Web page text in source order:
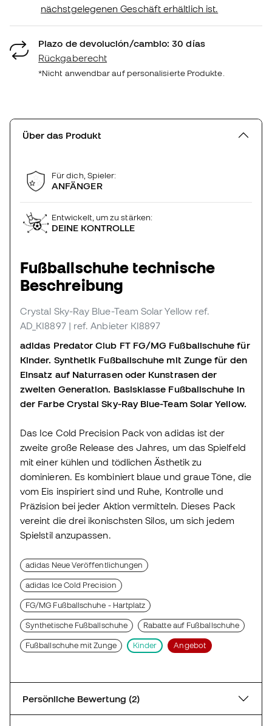
nächstgelegenen Geschäft erhältlich ist.
Plazo de devolución/cambio: 30 días
Rückgaberecht
*Nicht anwendbar auf personalisierte Produkte.
Über das Produkt
Für dich, Spieler:
ANFÄNGER
Entwickelt, um zu stärken:
DEINE KONTROLLE
Fußballschuhe technische
Beschreibung
Crystal Sky-Ray Blue-Team Solar Yellow ref.
AD_KI8897 | ref. Anbieter KI8897
adidas Predator Club FT FG/MG Fußballschuhe für
Kinder. Synthetik Fußballschuhe mit Zunge für den
Einsatz auf Naturrasen oder Kunstrasen der
zweiten Generation. Basisklasse Fußballschuhe in
der Farbe Crystal Sky-Ray Blue-Team Solar Yellow.
Das Ice Cold Precision Pack von adidas ist der
zweite große Release des Jahres, um das Spielfeld
mit einer kühlen und tödlichen Ästhetik zu
dominieren. Es kombiniert blaue und graue Töne, die
vom Eis inspiriert sind und Ruhe, Kontrolle und
Präzision bei jeder Aktion vermitteln. Dieses Pack
vereint die drei ikonischsten Silos, um sich jedem
Spielstil anzupassen.
adidas Neue Veröffentlichungen
adidas Ice Cold Precision
FG/MG Fußballschuhe - Hartplatz
Synthetische Fußballschuhe Rabatte auf Fußballschuhe
Fußballschuhe mit Zunge Kinder Angebot
Persönliche Bewertung (2)